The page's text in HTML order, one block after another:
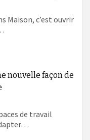
Maison, c’est ouvrir
nouvelle façon de
de travail